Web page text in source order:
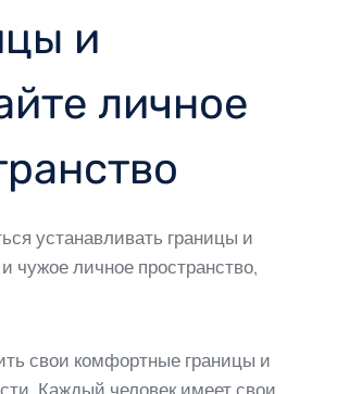
и
личное
устанавливать границы и
чужое личное пространство,
свои комфортные границы и
Каждый человек имеет свои